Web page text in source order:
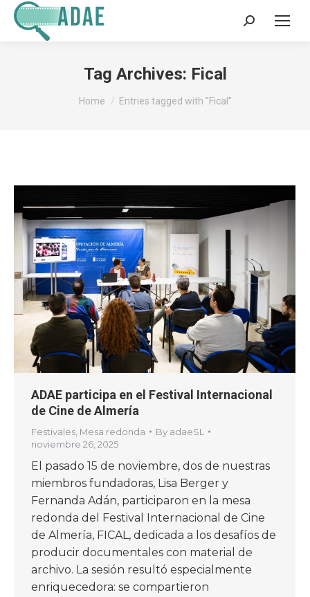
Search:
Tag Archives: Fical
You are here:
Home Entries tagged with "Fical"
ADAE participa en el Festival Internacional
de Cine de Almería
Festivales, Mesa redonda By adaeSL
noviembre 26, 2025
El pasado 15 de noviembre, dos de nuestras
miembros fundadoras, Lisa Berger y
Fernanda Adán, participaron en la mesa
redonda del Festival Internacional de Cine
de Almería, FICAL, dedicada a los desafíos de
producir documentales con material de
archivo. La sesión resultó especialmente
enriquecedora: se compartieron